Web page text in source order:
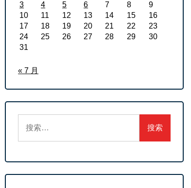
3
4 5 6 7 8
9
10
11 12 13 14 15
16
17
18 19 20 21 22
23
24
25 26 27 28 29
30
31
« 7 月
索：